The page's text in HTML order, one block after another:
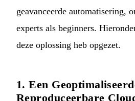
geavanceerde automatisering,
experts als beginners.
deze oplossing heb opgezet.
1. Een
Reproduceerbare